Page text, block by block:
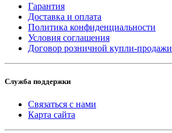
Гарантия
Доставка и оплата
Политика конфиденциальности
Условия соглашения
Договор розничной купли-продажи
Служба поддержки
Связаться с нами
Карта сайта